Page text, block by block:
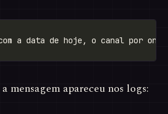
mensagem apareceu nos logs: